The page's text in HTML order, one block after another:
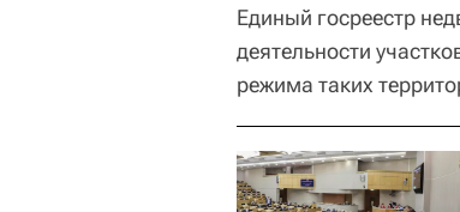
Единый госреестр
деятельности
режима таких